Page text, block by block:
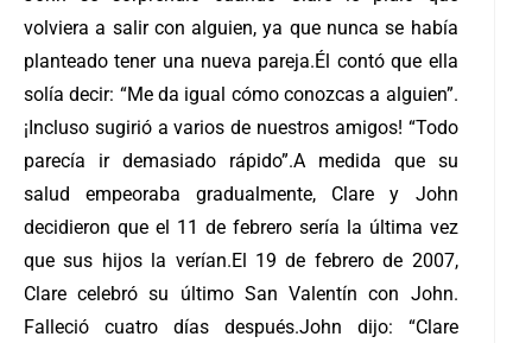
volviera a salir con alguien, ya que nunca se había
planteado tener una nueva pareja.Él contó que ella
solía decir: “Me da igual cómo conozcas a alguien”.
¡Incluso sugirió a varios de nuestros amigos! “Todo
parecía ir demasiado rápido”.A medida que su
salud empeoraba gradualmente, Clare y John
decidieron que el 11 de febrero sería la última vez
que sus hijos la verían.El 19 de febrero de 2007,
Clare celebró su último San Valentín con John.
Falleció cuatro días después.John dijo: “Clare